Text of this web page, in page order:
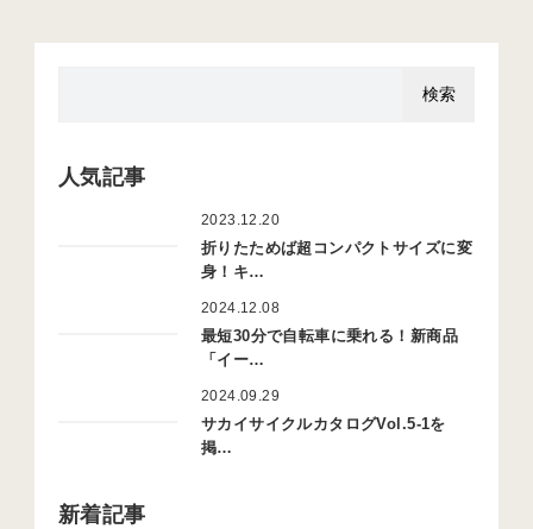
人気記事
2023.12.20
折りたためば超コンパクトサイズに変
身！キ…
2024.12.08
最短30分で自転車に乗れる！新商品
「イー…
2024.09.29
サカイサイクルカタログVol.5-1を
掲…
新着記事